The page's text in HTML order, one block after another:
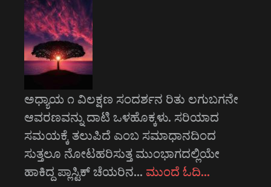
ಅಧ್ಯಾಯ ೧ ವಿಲಕ್ಷಣ ಸಂದರ್ಶನ ರಿತು ಲಗುಬಗನೇ
ಆವರಣವನ್ನು ದಾಟಿ ಒಳಹೊಕ್ಕಳು. ಸರಿಯಾದ
ಸಮಯಕ್ಕೆ ತಲುಪಿದೆ ಎಂಬ ಸಮಾಧಾನದಿಂದ
ಸುತ್ತಲೂ ನೋಟಹರಿಸುತ್ತ ಮುಂಭಾಗದಲ್ಲಿಯೇ
ಹಾಕಿದ್ದ ಪ್ಲಾಸ್ಟಿಕ್ ಚೆಯರಿನ… ಮುಂದೆ ಓದಿ…